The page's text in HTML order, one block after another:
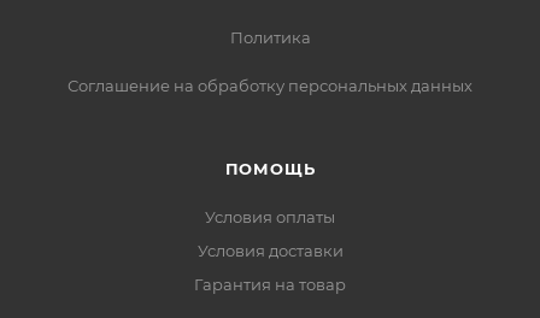
Политика
Соглашение на обработку персональных данных
ПОМОЩЬ
Условия оплаты
Условия доставки
Гарантия на товар